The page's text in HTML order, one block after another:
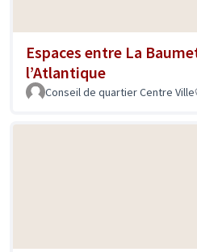
Espaces entre La
l’Atlantique
Conseil de quartier Centre Ville